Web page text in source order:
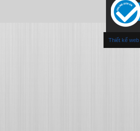
Thiết kế web